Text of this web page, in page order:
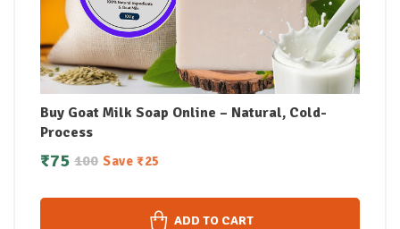
Buy Goat Milk Soap Online – Natural, Cold-
Process
100
₹75 Save ₹25
ADD TO CART